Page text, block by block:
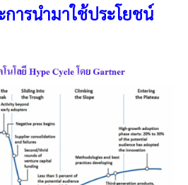
การนำมาใช้ประโยชน์